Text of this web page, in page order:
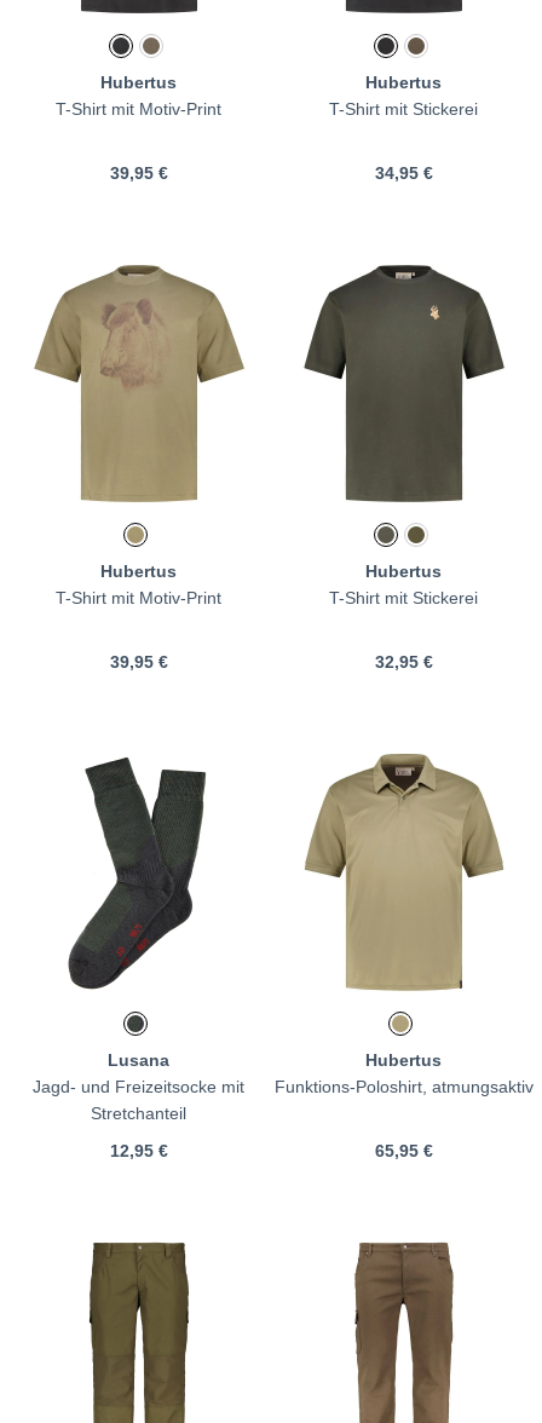
Hubertus
T-Shirt mit Motiv-Print
39,95 €
Hubertus
T-Shirt mit Stickerei
34,95 €
Hubertus
T-Shirt mit Motiv-Print
39,95 €
Hubertus
T-Shirt mit Stickerei
32,95 €
Lusana
Jagd- und Freizeitsocke mit
Stretchanteil
12,95 €
Hubertus
Funktions-Poloshirt, atmungsaktiv
65,95 €